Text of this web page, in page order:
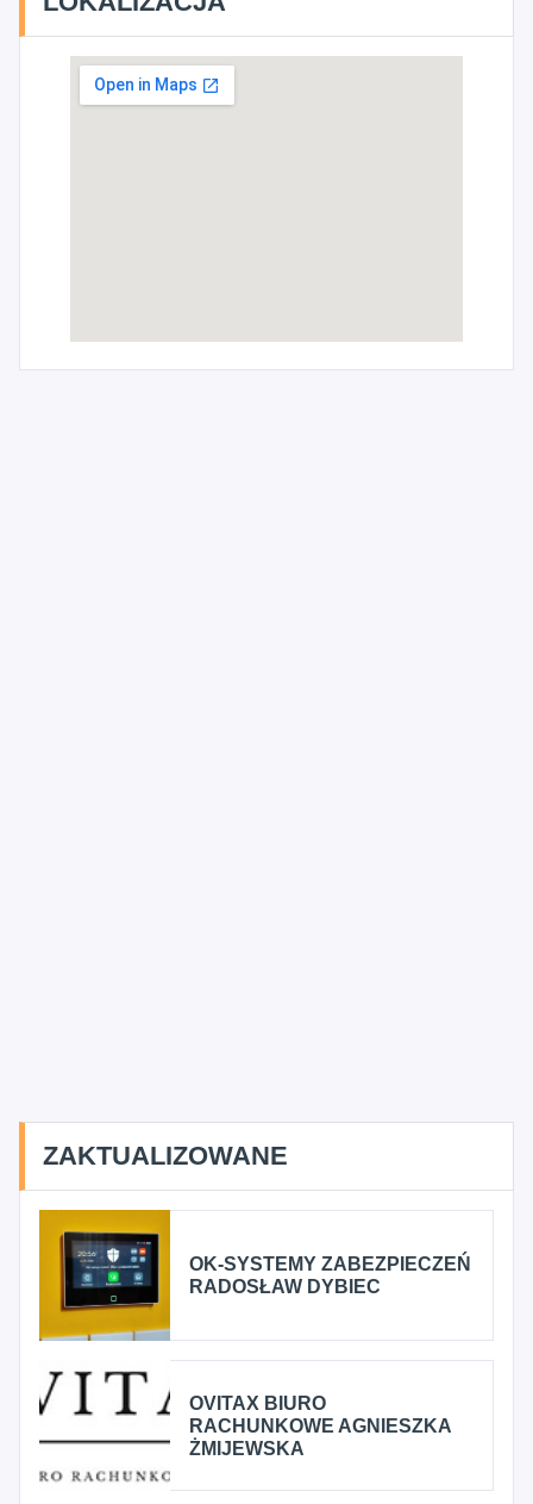
ZAKTUALIZOWANE
OK-SYSTEMY ZABEZPIECZEŃ
RADOSŁAW DYBIEC
OVITAX BIURO
RACHUNKOWE AGNIESZKA
ŻMIJEWSKA